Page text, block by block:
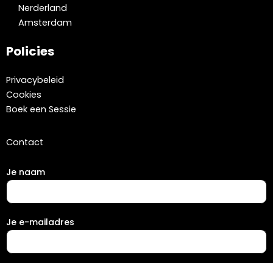
Nerderland
Amsterdam
Policies
Privacybeleid
Cookies
Boek een Sessie
Contact
Je naam
Je e-mailadres